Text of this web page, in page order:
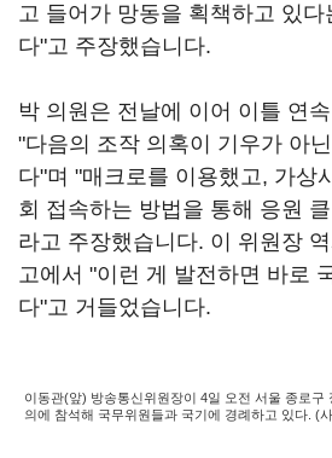
고 들어가 망동을 획책하고 있
다"고 주장했습니다.
박 의원은 전날에 이어 이틀 연
"다음의 조작 의혹이 기우가 아
다"며 "매크로를 이용했고, 가상
회 접속하는 방법을 통해 응원
라고 주장했습니다. 이 위원장
고에서 "이런 게 발전하면 바로
다"고 거들었습니다.
이동관(앞) 방송통신위원장이 4일 오전 서울 종로구
의에 참석해 국무위원들과 국기에 경례하고 있다. (